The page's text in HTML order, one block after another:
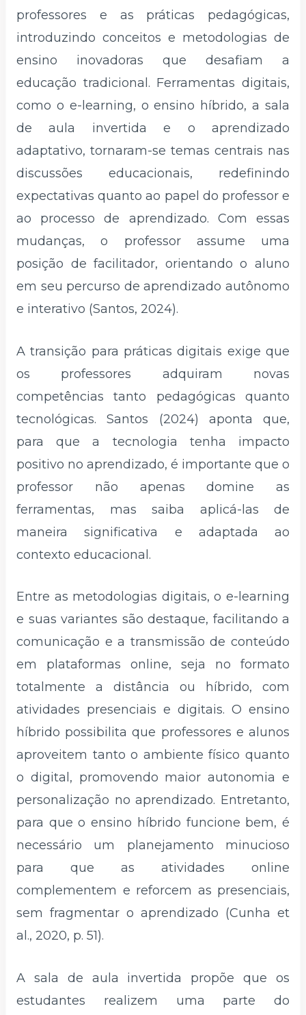
professores e as práticas pedagógicas,
introduzindo conceitos e metodologias de
ensino inovadoras que desafiam a
educação tradicional. Ferramentas digitais,
como o e-learning, o ensino híbrido, a sala
de aula invertida e o aprendizado
adaptativo, tornaram-se temas centrais nas
discussões educacionais, redefinindo
expectativas quanto ao papel do professor e
ao processo de aprendizado. Com essas
mudanças, o professor assume uma
posição de facilitador, orientando o aluno
em seu percurso de aprendizado autônomo
e interativo (Santos, 2024).
A transição para práticas digitais exige que
os professores adquiram novas
competências tanto pedagógicas quanto
tecnológicas. Santos (2024) aponta que,
para que a tecnologia tenha impacto
positivo no aprendizado, é importante que o
professor não apenas domine as
ferramentas, mas saiba aplicá-las de
maneira significativa e adaptada ao
contexto educacional.
Entre as metodologias digitais, o e-learning
e suas variantes são destaque, facilitando a
comunicação e a transmissão de conteúdo
em plataformas online, seja no formato
totalmente a distância ou híbrido, com
atividades presenciais e digitais. O ensino
híbrido possibilita que professores e alunos
aproveitem tanto o ambiente físico quanto
o digital, promovendo maior autonomia e
personalização no aprendizado. Entretanto,
para que o ensino híbrido funcione bem, é
necessário um planejamento minucioso
para que as atividades online
complementem e reforcem as presenciais,
sem fragmentar o aprendizado (Cunha et
al., 2020, p. 51).
A sala de aula invertida propõe que os
estudantes realizem uma parte do